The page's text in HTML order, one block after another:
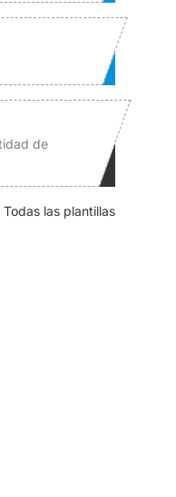
de
Todas las plantillas